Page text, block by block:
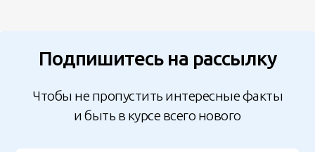
Подпишитесь на рассылку
Чтобы не пропустить интересные факты
и быть в курсе всего нового